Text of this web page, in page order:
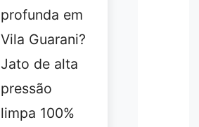
profunda em
Vila Guarani?
Jato de alta
pressão
limpa 100%